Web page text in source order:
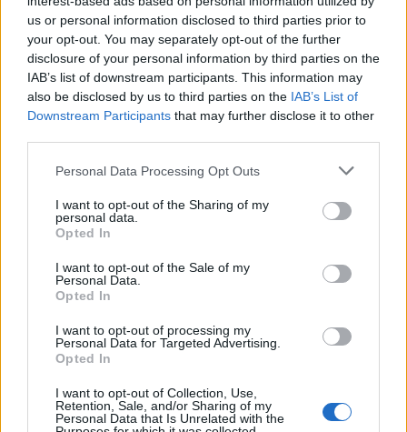
us or personal information disclosed to third parties prior to
your opt-out. You may separately opt-out of the further
disclosure of your personal information by third parties on the
IAB’s list of downstream participants. This information may
also be disclosed by us to third parties on the IAB’s List of
Downstream Participants that may further disclose it to other
Personal Data Processing Opt Outs
I want to opt-out of the Sharing of my
personal data.
Opted In
I want to opt-out of the Sale of my
Personal Data.
Opted In
I want to opt-out of processing my
Personal Data for Targeted Advertising.
Opted In
I want to opt-out of Collection, Use,
Retention, Sale, and/or Sharing of my
Personal Data that Is Unrelated with the
Αθήνα: Πως ένα τελεσίγραφο τον έφτασε στο
σημείο να σκοτώσει την οικογένεια του
07/08/2026 12:29